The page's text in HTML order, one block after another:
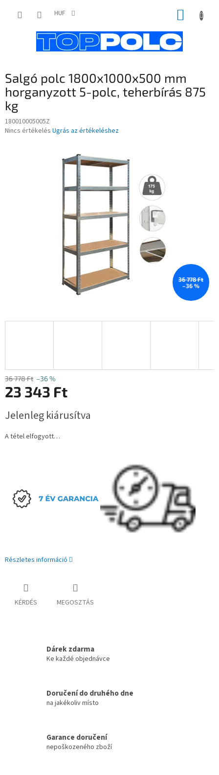
HUF KOSÁR
Salgó polc 1800x1000x500 mm
horganyzott 5-polc, teherbírás 875
kg
180010005005Z
A
Nincs értékelés Ugrás az értékeléshez
36 778 Ft
–36 %
36 778 Ft –36 %
23 343 Ft
Jelenleg kiárusítva
A tétel elfogyott…
Részletes információ
KÉRDÉS MEGOSZTÁS
Dárek zdarma
Ke každé objednávce
Doručení do druhého dne
na jakékoliv místo
Garance doručení
nepoškozeného zboží